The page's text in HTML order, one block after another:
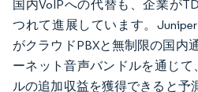
国内VoIPへの代替も、企業が
つれて進展しています。
がクラウドPBXと無制限の国内
ーネット音声バンドルを通じて
ルの追加収益を獲得できると予